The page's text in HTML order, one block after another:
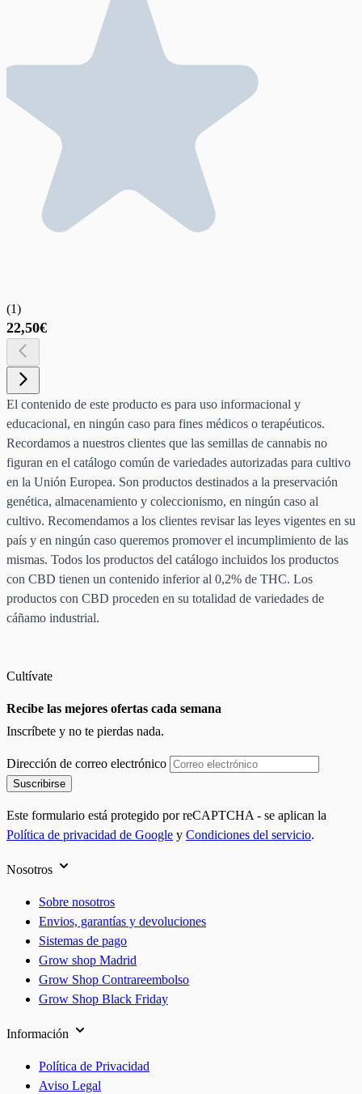
(1)
22,50€
El contenido de este producto es para uso informacional y
educacional, en ningún caso para fines médicos o terapéuticos.
Recordamos a nuestros clientes que las semillas de cannabis no
figuran en el catálogo común de variedades autorizadas para cultivo
en la Unión Europea. Son productos destinados a la preservación
genética, almacenamiento y coleccionismo, en ningún caso al
cultivo. Recomendamos a los clientes revisar las leyes vigentes en su
país y en ningún caso queremos promover el incumplimiento de las
mismas. Todos los productos del catálogo incluidos los productos
con CBD tienen un contenido inferior al 0,2% de THC. Los
productos con CBD proceden en su totalidad de variedades de
cáñamo industrial.
Cultívate
Recibe las mejores ofertas cada semana
Inscríbete y no te pierdas nada.
Dirección de correo electrónico
Suscribirse
Este formulario está protegido por reCAPTCHA - se aplican la
Política de privacidad de Google y Condiciones del servicio.
Nosotros
Sobre nosotros
Envios, garantías y devoluciones
Sistemas de pago
Grow shop Madrid
Grow Shop Contrareembolso
Grow Shop Black Friday
Información
Política de Privacidad
Aviso Legal